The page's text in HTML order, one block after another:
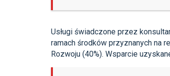
Usługi świadczone przez
ramach środków przyznanych na
Rozwoju (40%). Wsparcie